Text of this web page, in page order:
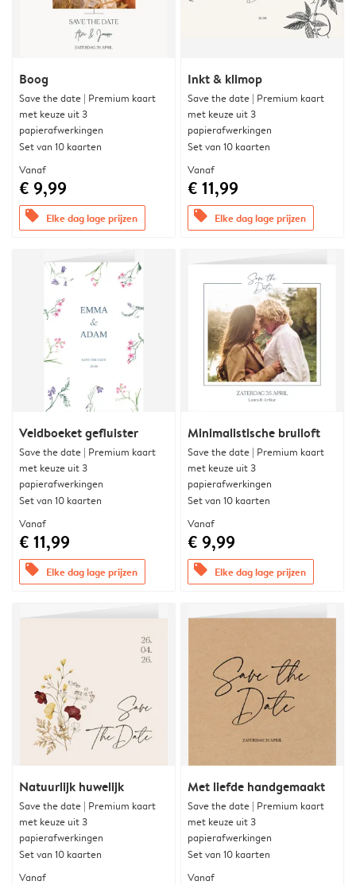
Boog
Save the date | Premium kaart
met keuze uit 3
papierafwerkingen
Set van 10 kaarten
Vanaf
€ 9,99
offers Elke dag lage prijzen
Inkt & klimop
Save the date | Premium kaart
met keuze uit 3
papierafwerkingen
Set van 10 kaarten
Vanaf
€ 11,99
offers Elke dag lage prijzen
Veldboeket gefluister
Save the date | Premium kaart
met keuze uit 3
papierafwerkingen
Set van 10 kaarten
Vanaf
€ 11,99
offers Elke dag lage prijzen
Minimalistische bruiloft
Save the date | Premium kaart
met keuze uit 3
papierafwerkingen
Set van 10 kaarten
Vanaf
€ 9,99
offers Elke dag lage prijzen
Natuurlijk huwelijk
Save the date | Premium kaart
met keuze uit 3
papierafwerkingen
Set van 10 kaarten
Vanaf
Met liefde handgemaakt
Save the date | Premium kaart
met keuze uit 3
papierafwerkingen
Set van 10 kaarten
Vanaf